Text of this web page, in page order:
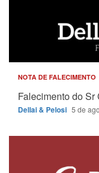
NOTA DE FALECIMENTO
Falecimento do
Dellai & Pelosi 5 de